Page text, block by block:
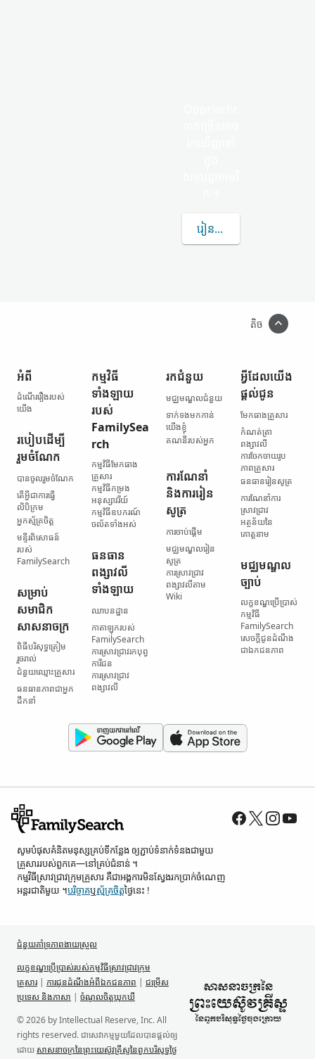
រៀន​បន្ថែម​ទៀត​អំពី
តិច
អំពី
ដំណើររឿង​របស់​
យើង
របៀប​ដើម្បី​
រួមចំណែក
បានចូលរួមចំណែក
តើ​អ្វី​ជា​ការធ្វើ​
លិបិក្រម
អ្នកស្ម័គ្រចិត្ត
មន្ទីរ​ពិសោធន៍​
របស់
FamilySearch
សម្រាប់​
សមាជិក​
សាសនាចក្រ
ពិធី​បរិសុទ្ធ​ត្រៀម​
រួចរាល់
ជំនួយ​ឈ្មោះ​គ្រួសារ
ធនធាន​ភាពជាអ្នក
ដឹកនាំ
កម្មវិធី​
ទាំងឡាយ​
របស់
FamilySea
rch
កម្មវិធី​មែកធាង​
គ្រួសារ
កម្មវិធី​កម្រង​
អនុស្សាវរីយ៍
កម្មវិធី​ឧបករណ៍​
ចល័ត​ទាំងអស់
ធនធាន​
ពង្សាវលី​
ទាំងឡាយ
ឈាបនដ្ឋាន
កាតាឡុក​របស់
FamilySearch
ការស្រាវជ្រាវ​រក​បុព្វ
ការីជន
ការស្រាវជ្រាវ​
ពង្សាវលី
រក​ជំនួយ
មជ្ឈមណ្ឌល​ជំនួយ
ទាក់ទង​មកកាន់​
យើងខ្ញុំ
គណនី​របស់​អ្នក
ការណែនាំ
និង​ការរៀន
សូត្រ
ការចាប់ផ្ដើម
មជ្ឈមណ្ឌល​រៀន
សូត្រ
ការស្រាវជ្រាវ​
ពង្សាវលី​តាម
Wiki
អ្វី​ដែល​យើង​
ផ្ដល់ជូន
មែកធាង​គ្រួសារ
កំណត់ត្រា​
ពង្សាវលី
ការចែកចាយ​រូប
ភាព​គ្រួសារ
ធនធាន​រៀនសូត្រ
ការណែនាំ​ការ
ស្រាវជ្រាវ
អត្ថន័យ​នៃ​
គោត្តនាម
មជ្ឈមណ្ឌល​
ច្បាប់
លក្ខខណ្ឌ​ប្រើប្រាស់​
កម្មវិធី
FamilySearch
សេចក្តីជូនដំណឹង​
ជា​ឯកជនភាព
សូម​បំផុស​គំនិត​មនុស្ស​គ្រប់ទី​កន្លែង ឲ្យ​ភ្ជាប់​ទំនាក់ទំនង​ជាមួយ​
គ្រួសារ​របស់​ពួកគេ—នៅ​គ្រប់​ជំនាន់ ។
កម្មវិធី​ស្រាវជ្រាវ​ក្រុមគ្រួសារ គឺជា​អង្គការ​មិន​ស្វែង​រក​ប្រាក់​ចំណេញ​
អន្តរជាតិ​មួយ ។បរិច្ចាគឬស្ម័គ្រចិត្តថ្ងៃនេះ !
ជំនួយគាំទ្រ​ភាពងាយស្រួល
លក្ខខណ្ឌ​ប្រើប្រាស់​របស់​កម្មវិធី​ស្រាវជ្រាវ​ក្រុម
គ្រួសារ | ការជូន​ដំណឹង​អំពី​ឯកជនភាព | ជម្រើស
ប្រទេស និង​ភាសា | ចំណូលចិត្ត​ឃុកឃី
© 2026 by Intellectual Reserve, Inc. All
rights reserved. ជា​សេវាកម្ម​មួយ​ដែល​បាន​ផ្ដល់​ឲ្យ​
ដោយ សាសនាចក្រ​នៃ​ព្រះយេស៊ូវគ្រីស្ទ​នៃ​ពួក​បរិសុទ្ធ​ថ្ងៃ​